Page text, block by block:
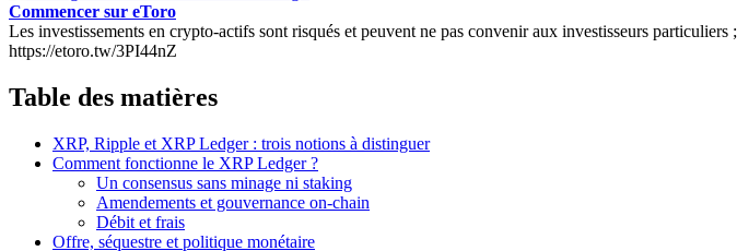
Commencer sur eToro
Les investissements en crypto-actifs sont risqués et peuvent ne pas convenir aux investisseurs
https://etoro.tw/3PI44nZ
Table des matières
XRP, Ripple et XRP Ledger : trois notions à distinguer
Comment fonctionne le XRP Ledger ?
Un consensus sans minage ni staking
Amendements et gouvernance on-chain
Débit et frais
Offre, séquestre et politique monétaire